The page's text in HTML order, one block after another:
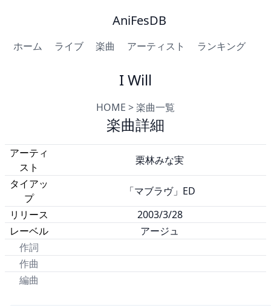
AniFesDB
ホーム ライブ 楽曲 アーティスト ランキング
I Will
HOME >楽曲一覧
楽曲詳細
アーティ
スト
栗林みな実
タイアッ
プ
「マブラヴ」ED
リリース
2003/3/28
レーベル
アージュ
作詞
作曲
編曲